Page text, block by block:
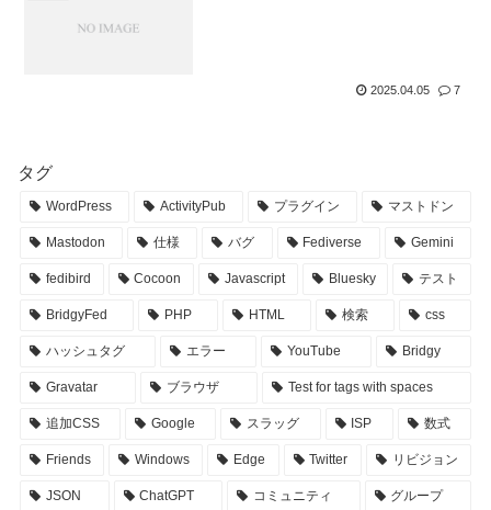
2025.04.05 7
タグ
WordPress ActivityPub プラグイン マストドン
Mastodon 仕様 バグ Fediverse Gemini
fedibird Cocoon Javascript Bluesky テスト
BridgyFed PHP HTML 検索 css
ハッシュタグ エラー YouTube Bridgy
Gravatar ブラウザ Test for tags with spaces
追加CSS Google スラッグ ISP 数式
Friends Windows Edge Twitter リビジョン
JSON ChatGPT コミュニティ グループ